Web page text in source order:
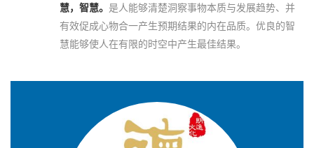
慧，智慧。 是人能够清楚洞察事物本质与发展趋势、并
有效促成心物合一产生预期结果的内在品质。优良的智
慧能够使人在有限的时空中产生最佳结果。